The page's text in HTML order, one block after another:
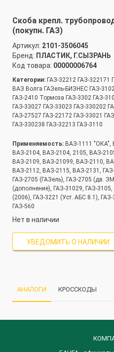
Скоба крепл.
(покупн. ГАЗ)
Артикул: 2101-3506045
Бренд: ПЛАСТИК, Г.СЫЗРАНЬ
Код товара: 00000006764
Категории: ГАЗ-32212 ГАЗ-322171
ВАЗ Волга ГАЗель-БИЗНЕС ГАЗ-
ГАЗ-2410 Тормоза ГАЗ-3302 ГАЗ-
ГАЗ-33027 ГАЗ-33023 ГАЗ-330202
ГАЗ-27527 ГАЗ-22172 ГАЗ-33021
ГАЗ-330238 ГАЗ-32213 ГАЗ-3110
Применяемость: ВАЗ-1111 "ОКА",
ВАЗ-2104, ВАЗ-2104, 2105, ВАЗ-
ВАЗ-2109, ВАЗ-21099, ВАЗ-2110,
ВАЗ-2112, ВАЗ-2115, ВАЗ-2131,
ГАЗ-2705 (ГАЗель), ГАЗ-2705 (дв.
(дополнение), ГАЗ-31029, ГАЗ-
(2006), ГАЗ-3221 (Уст. АБС 8.1),
ГАЗ-560
Нет в наличии
УВЕДОМИТЬ О НАЛИЧИИ
АНАЛОГИ КРОССКОДЫ